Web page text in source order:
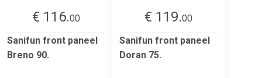
€ 116.00
Sanifun front paneel
Breno 90.
€ 119.00
Sanifun front paneel
Doran 75.